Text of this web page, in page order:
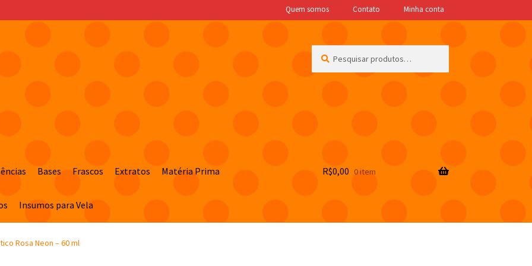
Quem somos Contato Minha conta
por:
Bases Frascos Extratos Matéria Prima
Insumos para Vela
R$0,00 0 item
Rosa Neon – 60 ml